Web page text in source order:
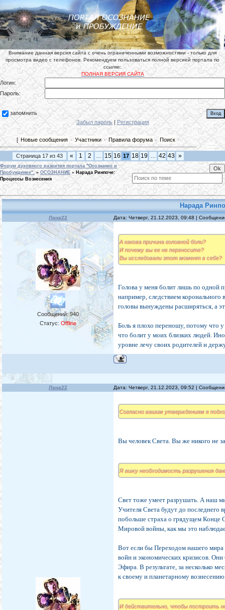
Внимание данная версия сайта с очень ограниченными возможностями - только для
просмотра видео с телефонов. Рекомендуем пользоваться полной версией портала по
ссылке:
ПОЛНАЯ ВЕРСИЯ САЙТА
Логин:
Пароль:
запомнить
Забыл пароль| Регистрация
[ Новые сообщения · Участники · Правила форума · Поиск·
Страница 17 из 43 « 1 2 … 15 16 17 18 19 … 42 43 »
Форум духовного развития портала "Осознание и
Пробуждение". » ОСОЗНАНИЕ » Нарада Ринпоче:
Процессы Вознесения
Нарада
Лана22 Дата: Четверг, 21.12.2023, 09:48 |
Сообщений:940
Статус: Offline
А какова причина головной боли?
И почему вы ее не переносите?
Вы исследовали этот момент в себе?
Голова у меня болит лишь по одной
например, следствием
головы вынуждены расширяться, а
Боль я плохо переношу, потому что
что болит у моих близких людей.
уровне лечу своих родителей и
Лана22 Дата: Четверг, 21.12.2023, 09:52 |
Согласно вашим утверждениям я
Вы человек Света. Вы же никого не
Я вижу необходимость разрушения
Свет тоже умеет разрушать. А наш
Учителя Света будут до последнего
побольше страха о грядущем Конце
Мировой войны, как мы это
Вот если бы Переходом нашего
войн и экономических кризисов.
Эфира. В результате, за несколько
к своему и планетарному
И действительно, чтобы построить